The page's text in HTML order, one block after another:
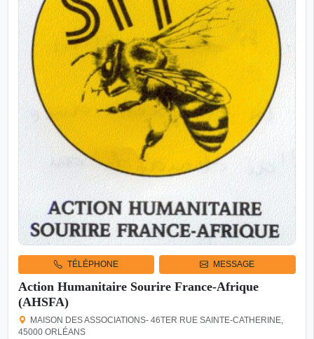
TÉLÉPHONE MESSAGE
Action Humanitaire Sourire France-Afrique
(AHSFA)
MAISON DES ASSOCIATIONS- 46TER RUE SAINTE-CATHERINE,
45000 ORLÉANS